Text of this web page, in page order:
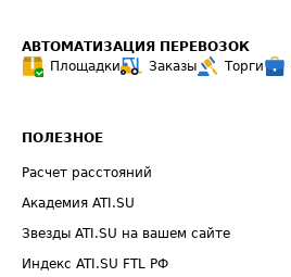
АВТОМАТИЗАЦИЯ ПЕРЕВОЗОК
Площадки
Заказы Торги
ПОЛЕЗНОЕ
Расчет расстояний
Академия ATI.SU
Звезды ATI.SU на вашем сайте
Индекс ATI.SU FTL РФ